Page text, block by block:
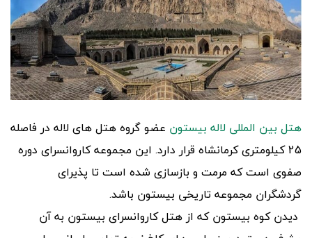
هتل بین المللی لاله بیستون عضو گروه هتل های لاله در فاصله
25 کیلومتری کرمانشاه قرار دارد. این مجموعه کاروانسرای دوره
صفوی است که مرمت و بازسازی شده است تا پذیرای
گردشگران مجموعه تاریخی بیستون باشد.
دیدن کوه بیستون که از هتل کاروانسرای بیستون به آن